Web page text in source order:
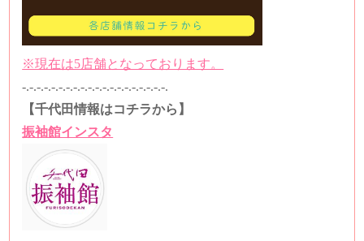
※現在は5店舗となっております。
-.-.-.-.-.-.-.-.-.-.-.-.-.-.-.-.-.-.-.-.
【千代田情報はコチラから】
振袖館インスタ